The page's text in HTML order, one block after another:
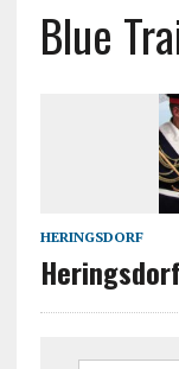
Blue
HERINGSDORF